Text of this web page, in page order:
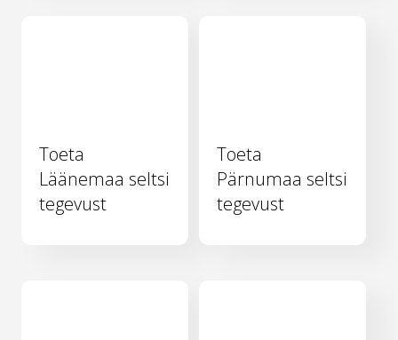
Toeta
Läänemaa seltsi
tegevust
Toeta
Pärnumaa seltsi
tegevust